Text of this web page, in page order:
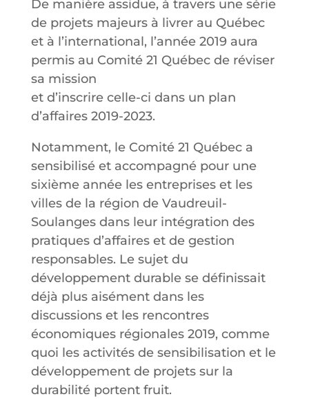
De manière assidue, à travers une série
de projets majeurs à livrer au Québec
et à l’international, l’année 2019 aura
permis au Comité 21 Québec de réviser
sa mission
et d’inscrire celle-ci dans un plan
d’affaires 2019-2023.
Notamment, le Comité 21 Québec a
sensibilisé et accompagné pour une
sixième année les entreprises et les
villes de la région de Vaudreuil-
Soulanges dans leur intégration des
pratiques d’affaires et de gestion
responsables. Le sujet du
développement durable se définissait
déjà plus aisément dans les
discussions et les rencontres
économiques régionales 2019, comme
quoi les activités de sensibilisation et le
développement de projets sur la
durabilité portent fruit.